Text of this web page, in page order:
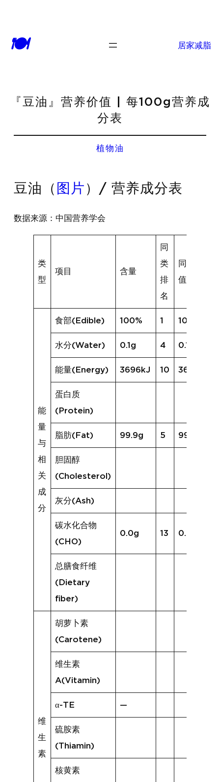
🍽 居家减脂
『豆油』营养价值 | 每100g营养成
分表
植物油
豆油（ 图片 ）/ 营养成分表
数据来源：中国营养学会
类
型
项目 含量
同
类
排
名
同类均
值
能
量
与
相
关
成
分
食部(Edible) 100% 1 100%
水分(Water) 0.1g 4 0.1g
能量(Energy) 3696kJ 10 3694kJ
蛋白质
(Protein)
脂肪(Fat) 99.9g 5 99.8g
胆固醇
(Cholesterol)
灰分(Ash)
碳水化合物
(CHO)
0.0g 13 0.2g
总膳食纤维
(Dietary
fiber)
维
生
素
胡萝卜素
(Carotene)
维生素
A(Vitamin)
α-TE —
硫胺素
(Thiamin)
核黄素